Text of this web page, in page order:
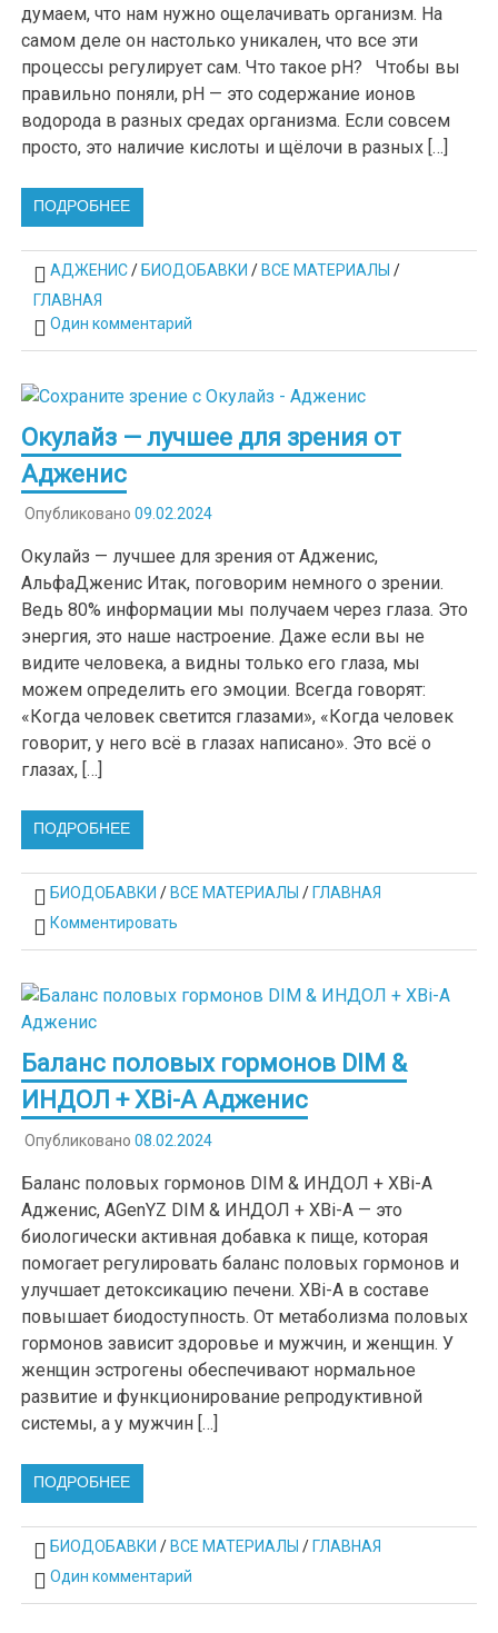
думаем, что нам нужно ощелачивать организм. На
самом деле он настолько уникален, что все эти
процессы регулирует сам. Что такое pH? Чтобы вы
правильно поняли, pH — это содержание ионов
водорода в разных средах организма. Если совсем
просто, это наличие кислоты и щёлочи в разных […]
ПОДРОБНЕЕ
АДЖЕНИС/ БИОДОБАВКИ / ВСЕ МАТЕРИАЛЫ /
ГЛАВНАЯ
Один комментарий
Окулайз — лучшее для зрения от
Адженис
Опубликовано 09.02.2024
Окулайз — лучшее для зрения от Адженис,
АльфаДженис Итак, поговорим немного о зрении.
Ведь 80% информации мы получаем через глаза. Это
энергия, это наше настроение. Даже если вы не
видите человека, а видны только его глаза, мы
можем определить его эмоции. Всегда говорят:
«Когда человек светится глазами», «Когда человек
говорит, у него всё в глазах написано». Это всё о
глазах, […]
ПОДРОБНЕЕ
БИОДОБАВКИ / ВСЕ МАТЕРИАЛЫ / ГЛАВНАЯ
Комментировать
Баланс половых гормонов DIM &
ИНДОЛ + XBi-A Адженис
Опубликовано 08.02.2024
Баланс половых гормонов DIM & ИНДОЛ + XBi-A
Адженис, AGenYZ DIM & ИНДОЛ + XBi-A — это
биологически активная добавка к пище, которая
помогает регулировать баланс половых гормонов и
улучшает детоксикацию печени. XBi-A в составе
повышает биодоступность. От метаболизма половых
гормонов зависит здоровье и мужчин, и женщин. У
женщин эстрогены обеспечивают нормальное
развитие и функционирование репродуктивной
системы, а у мужчин […]
ПОДРОБНЕЕ
БИОДОБАВКИ / ВСЕ МАТЕРИАЛЫ / ГЛАВНАЯ
Один комментарий